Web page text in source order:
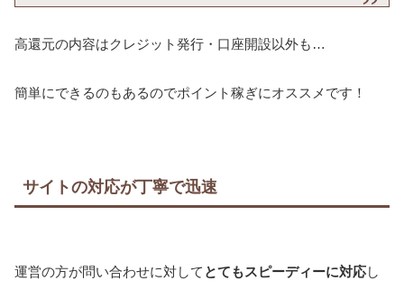
高還元の内容はクレジット発行・口座開設以外も…
簡単にできるのもあるのでポイント稼ぎにオススメです！
サイトの対応が丁寧で迅速
運営の方が問い合わせに対して とてもスピーディーに対応し